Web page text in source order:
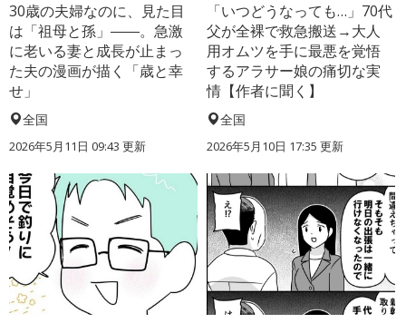
30歳の夫婦なのに、見た目
は「祖母と孫」――。急激
に老いる妻と成長が止まっ
た夫の漫画が描く「歳と幸
せ」
全国
2026年5月11日 09:43 更新
「いつどうなっても…」70代
父が全裸で救急搬送→大人
用オムツを手に最悪を覚悟
するアラサー娘の痛切な実
情【作者に聞く】
全国
2026年5月10日 17:35 更新